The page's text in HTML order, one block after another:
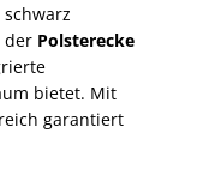
der Polsterecke
bietet. Mit
garantiert